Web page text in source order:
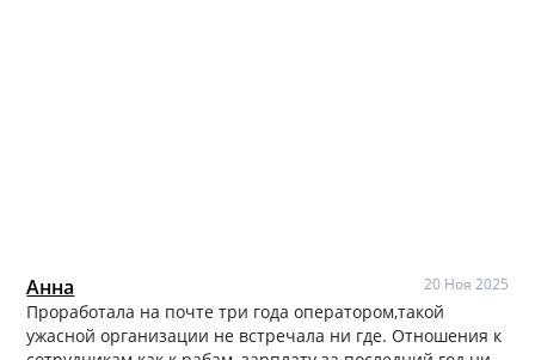
Анна 20 Ноя 2025
Проработала на почте три года оператором,такой
ужасной организации не встречала ни где. Отношения к